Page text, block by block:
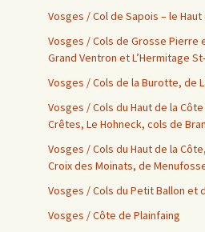
Vosges / Col de Sapois – le Haut
Vosges / Cols de Grosse Pierre
Grand Ventron et L’Hermitage
Vosges / Cols de la Burotte, de
Vosges / Cols du Haut de la
Crêtes, Le Hohneck, cols de
Vosges / Cols du Haut de la
Croix des Moinats, de
Vosges / Cols du Petit Ballon et
Vosges / Côte de Plainfaing